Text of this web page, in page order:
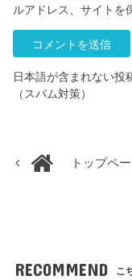
ルアドレス、サイトを
日本語が含まれない投
（スパム対策）
トップペ
RECOMMEND こ